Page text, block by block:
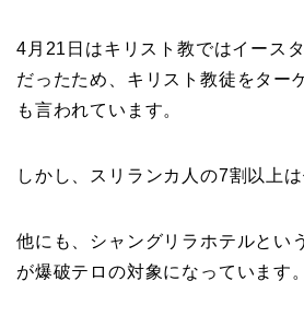
4月21日はキリスト教ではイース
だったため、キリスト教徒をター
も言われています。
しかし、スリランカ人の7割以上は
他にも、シャングリラホテルとい
が爆破テロの対象になっています。